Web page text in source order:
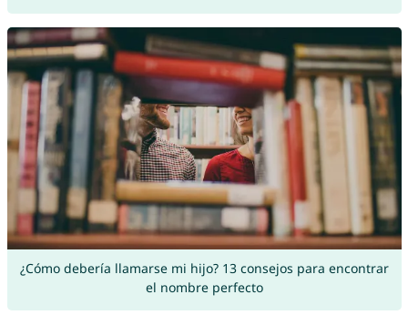
¿Cómo debería llamarse mi hijo? 13 consejos para encontrar
el nombre perfecto